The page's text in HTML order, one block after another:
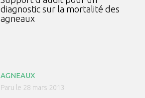
diagnostic sur la mortalité des
agneaux
AGNEAUX
Paru le 28 mars 2013